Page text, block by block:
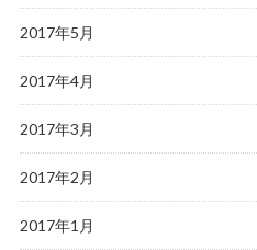
2017年5月
2017年4月
2017年3月
2017年2月
2017年1月